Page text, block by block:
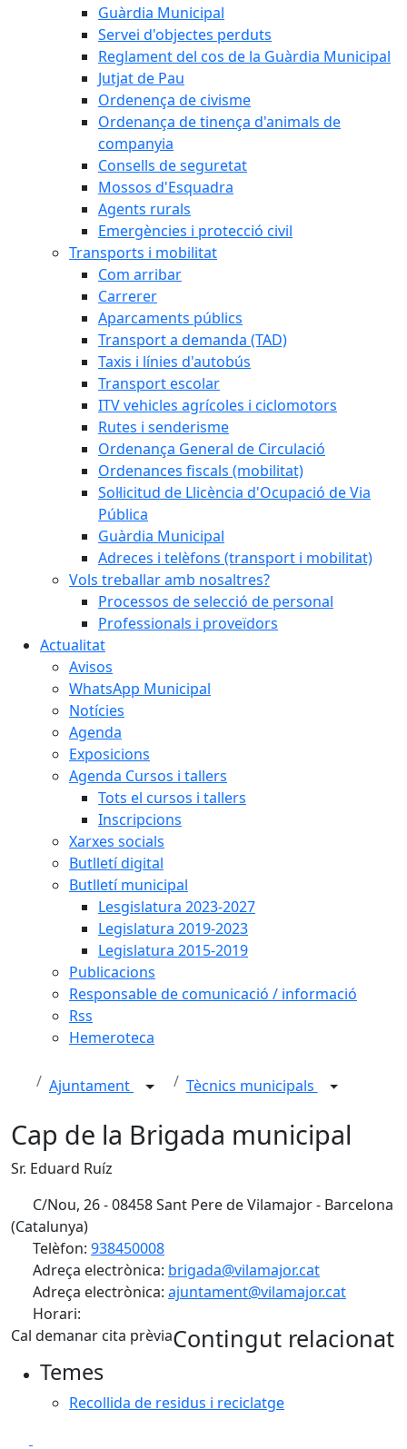
Guàrdia Municipal
Servei d'objectes perduts
Reglament del cos de la Guàrdia Municipal
Jutjat de Pau
Ordenença de civisme
Ordenança de tinença d'animals de
companyia
Consells de seguretat
Mossos d'Esquadra
Agents rurals
Emergències i protecció civil
Transports i mobilitat
Com arribar
Carrerer
Aparcaments públics
Transport a demanda (TAD)
Taxis i línies d'autobús
Transport escolar
ITV vehicles agrícoles i ciclomotors
Rutes i senderisme
Ordenança General de Circulació
Ordenances fiscals (mobilitat)
Sol·licitud de Llicència d'Ocupació de Via
Pública
Guàrdia Municipal
Adreces i telèfons (transport i mobilitat)
Vols treballar amb nosaltres?
Processos de selecció de personal
Professionals i proveïdors
Actualitat
Avisos
WhatsApp Municipal
Notícies
Agenda
Exposicions
Agenda Cursos i tallers
Tots el cursos i tallers
Inscripcions
Xarxes socials
Butlletí digital
Butlletí municipal
Lesgislatura 2023-2027
Legislatura 2019-2023
Legislatura 2015-2019
Publicacions
Responsable de comunicació / informació
Rss
Hemeroteca
Ajuntament Tècnics municipals
Cap de la Brigada municipal
Sr. Eduard Ruíz
C/Nou, 26 - 08458 Sant Pere de Vilamajor - Barcelona
(Catalunya)
Telèfon: 938450008
Adreça electrònica: brigada@vilamajor.cat
Adreça electrònica: ajuntament@vilamajor.cat
Horari:
Cal demanar cita prèviaContingut relacionat
Temes
Recollida de residus i reciclatge